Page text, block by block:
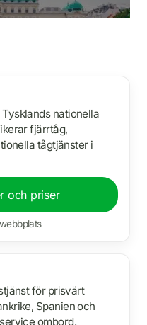
nationella
fjärrtåg,
tågtjänster i
och priser
för prisvärt
Spanien och
ombord.